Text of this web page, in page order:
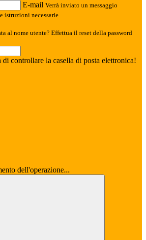
E-mail Verrà inviato un messaggio
istruzioni necessarie.
al nome utente? Effettua il reset della password
controllare la casella di posta elettronica!
dell'operazione...